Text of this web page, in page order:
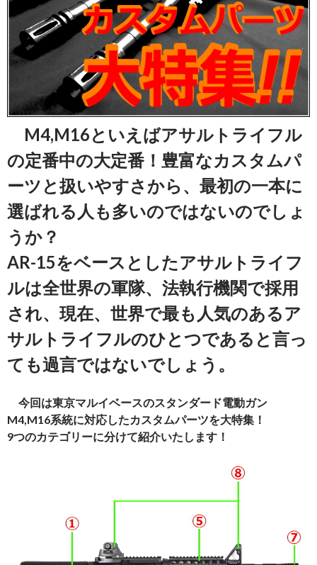
M4,M16といえばアサルトライフル
の定番中の大定番！豊富なカスタムパ
ーツと扱いやすさから、最初の一本に
選ばれる人も多いのではないのでしょ
うか？
AR-15をベースとしたアサルトライフ
ルは全世界の軍隊、法執行機関で採用
され、現在、世界で最も人気のあるア
サルトライフルのひとつであると言っ
ても過言ではないでしょう。
今回は東京マルイベースのスタンダード電動ガン
M4,M16系統に対応したカスタムパーツを大特集！
9つのカテゴリーに分けて紹介いたします！